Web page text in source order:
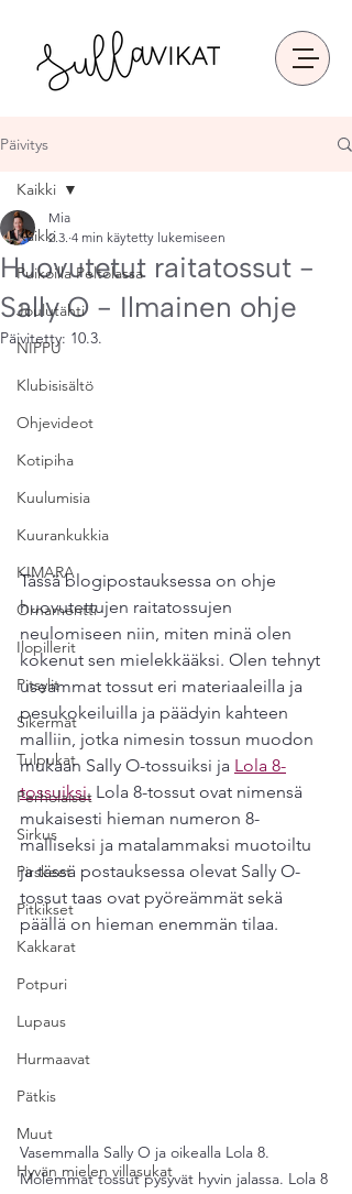
Päivitys
Kaikki
Puikoilla Peltolassa
Joulutähti
NIPPU
Klubisisältö
Ohjevideot
Kotipiha
Kuulumisia
Kuurankukkia
KIMARA
Ornamentti
Ilopillerit
Pitsylit
Sikermät
Tulpukat
Perholaiset
Sirkus
Pirskeet
Pitkikset
Kakkarat
Potpuri
Lupaus
Hurmaavat
Pätkis
Muut
Hyvän mielen villasukat
Kaikki
Huovutetut raitatossut -
Sally O - Ilmainen ohje
Mia
2.3. 4 min käytetty lukemiseen
Päivitetty: 10.3.
Tässä blogipostauksessa on ohje
huovutettujen raitatossujen
neulomiseen niin, miten minä olen
kokenut sen mielekkääksi. Olen tehnyt
useammat tossut eri materiaaleilla ja
pesukokeiluilla ja päädyin kahteen
malliin, jotka nimesin tossun muodon
mukaan Sally O-tossuiksi ja Lola 8-
tossuiksi. Lola 8-tossut ovat nimensä
mukaisesti hieman numeron 8-
malliseksi ja matalammaksi muotoiltu
ja tässä postauksessa olevat Sally O-
tossut taas ovat pyöreämmät sekä
päällä on hieman enemmän tilaa.
Vasemmalla Sally O ja oikealla Lola 8.
Molemmat tossut pysyvät hyvin jalassa. Lola 8